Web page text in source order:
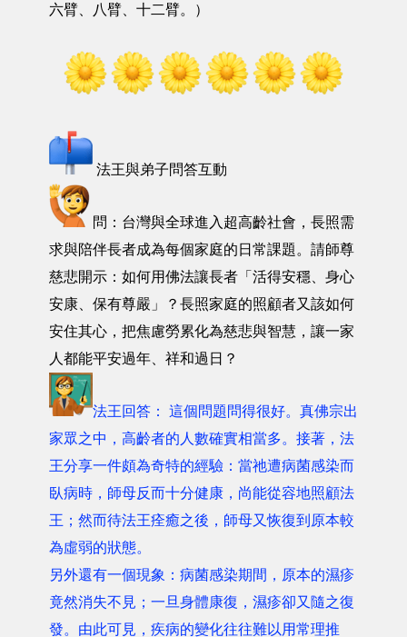
六臂、八臂、十二臂。）
法王與弟子問答互動
問：台灣與全球進入超高齡社會，長照需
求與陪伴長者成為每個家庭的日常課題。請師尊
慈悲開示：如何用佛法讓長者「活得安穩、身心
安康、保有尊嚴」？長照家庭的照顧者又該如何
安住其心，把焦慮勞累化為慈悲與智慧，讓一家
人都能平安過年、祥和過日？
法王回答： 這個問題問得很好。真佛宗出
家眾之中，高齡者的人數確實相當多。接著，法
王分享一件頗為奇特的經驗：當祂遭病菌感染而
臥病時，師母反而十分健康，尚能從容地照顧法
王；然而待法王痊癒之後，師母又恢復到原本較
為虛弱的狀態。
另外還有一個現象：病菌感染期間，原本的濕疹
竟然消失不見；一旦身體康復，濕疹卻又隨之復
發。由此可見，疾病的變化往往難以用常理推